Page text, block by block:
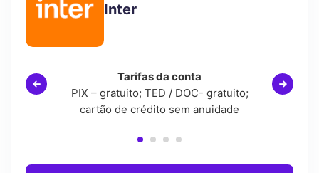
Inter
Tarifas da conta
PIX – gratuito; TED / DOC- gratuito;
cartão de crédito sem anuidade